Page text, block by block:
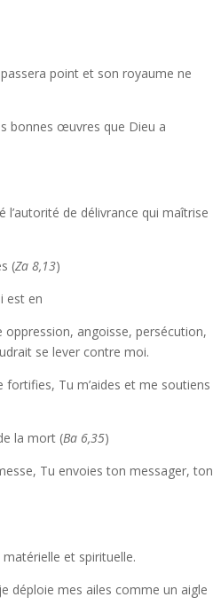
point et son royaume ne
bonnes œuvres que Dieu a
l’autorité de délivrance qui maîtrise
(Za 8,13)
est en
oppression, angoisse, persécution,
se lever contre moi.
fortifies, Tu m’aides et me soutiens
la mort (Ba 6,35)
Tu envoies ton messager, ton
et spirituelle.
déploie mes ailes comme un aigle